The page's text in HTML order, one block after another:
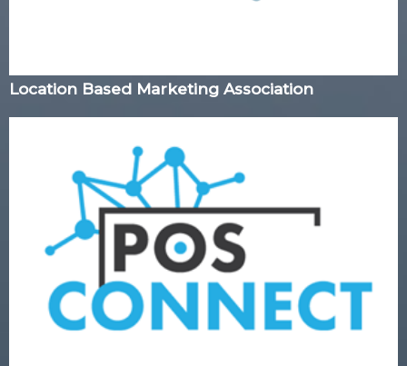
Location Based Marketing Association